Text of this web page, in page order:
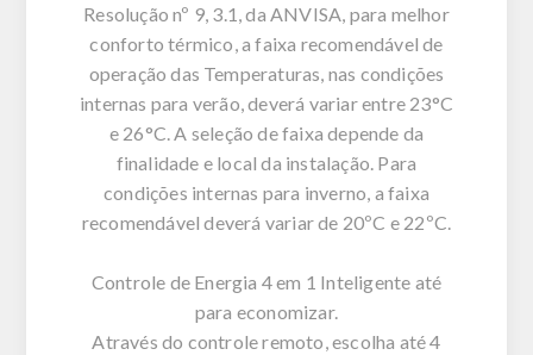
Resolução nº 9, 3.1, da ANVISA, para melhor
conforto térmico, a faixa recomendável de
operação das Temperaturas, nas condições
internas para verão, deverá variar entre 23°C
e 26°C. A seleção de faixa depende da
finalidade e local da instalação. Para
condições internas para inverno, a faixa
recomendável deverá variar de 20ºC e 22ºC.
Controle de Energia 4 em 1 Inteligente até
para economizar.
Através do controle remoto, escolha até 4